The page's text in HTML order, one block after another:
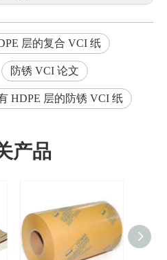
层的复合 VCI 纸
防锈 VCI 论文
HDPE 层的防锈 VCI 纸
产品